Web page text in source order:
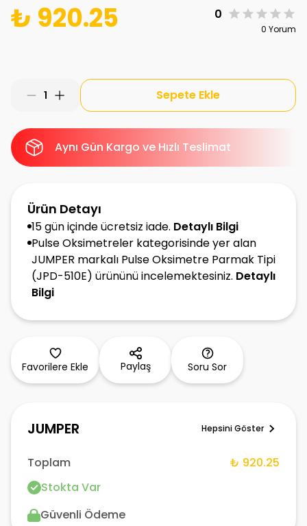
₺ 920.25 0
0 Yorum
1 Sepete Ekle
Aynı Gün Kargo ve Hızlı Teslimat
Ürün Detayı
15 gün içinde ücretsiz iade. Detaylı Bilgi
Pulse Oksimetreler kategorisinde yer alan
JUMPER markalı Pulse Oksimetre Parmak Tipi
(JPD-510E) ürününü incelemektesiniz. Detaylı
Bilgi
Favorilere Ekle Paylaş Soru Sor
JUMPER Hepsini Göster
Toplam
₺ 920.25
Stokta Var
Güvenli Ödeme